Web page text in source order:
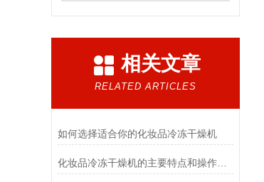
相关文章
RELATED ARTICLES
如何选择适合你的化妆品冷冻干燥机
化妆品冷冻干燥机的主要特点和操作管理方法介绍